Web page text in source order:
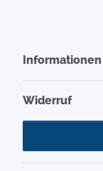
Informationen
Widerruf